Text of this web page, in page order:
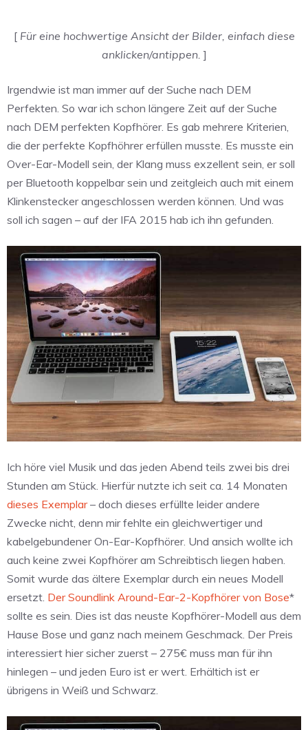
[ Für eine hochwertige Ansicht der Bilder, einfach diese
anklicken/antippen. ]
Irgendwie ist man immer auf der Suche nach DEM
Perfekten. So war ich schon längere Zeit auf der Suche
nach DEM perfekten Kopfhörer. Es gab mehrere Kriterien,
die der perfekte Kopfhöhrer erfüllen musste. Es musste ein
Over-Ear-Modell sein, der Klang muss exzellent sein, er soll
per Bluetooth koppelbar sein und zeitgleich auch mit einem
Klinkenstecker angeschlossen werden können. Und was
soll ich sagen – auf der IFA 2015 hab ich ihn gefunden.
Ich höre viel Musik und das jeden Abend teils zwei bis drei
Stunden am Stück. Hierfür nutzte ich seit ca. 14 Monaten
dieses Exemplar– doch dieses erfüllte leider andere
Zwecke nicht, denn mir fehlte ein gleichwertiger und
kabelgebundener On-Ear-Kopfhörer. Und ansich wollte ich
auch keine zwei Kopfhörer am Schreibtisch liegen haben.
Somit wurde das ältere Exemplar durch ein neues Modell
ersetzt. Der Soundlink Around-Ear-2-Kopfhörer von Bose*
sollte es sein. Dies ist das neuste Kopfhörer-Modell aus dem
Hause Bose und ganz nach meinem Geschmack. Der Preis
interessiert hier sicher zuerst – 275€ muss man für ihn
hinlegen – und jeden Euro ist er wert. Erhältich ist er
übrigens in Weiß und Schwarz.